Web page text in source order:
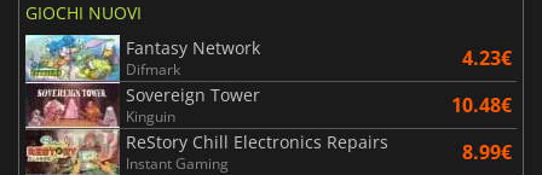
GIOCHI NUOVI
Fantasy Network
Difmark 4.23€
Sovereign Tower
Kinguin 10.48€
ReStory Chill Electronics Repairs
Instant Gaming 8.99€